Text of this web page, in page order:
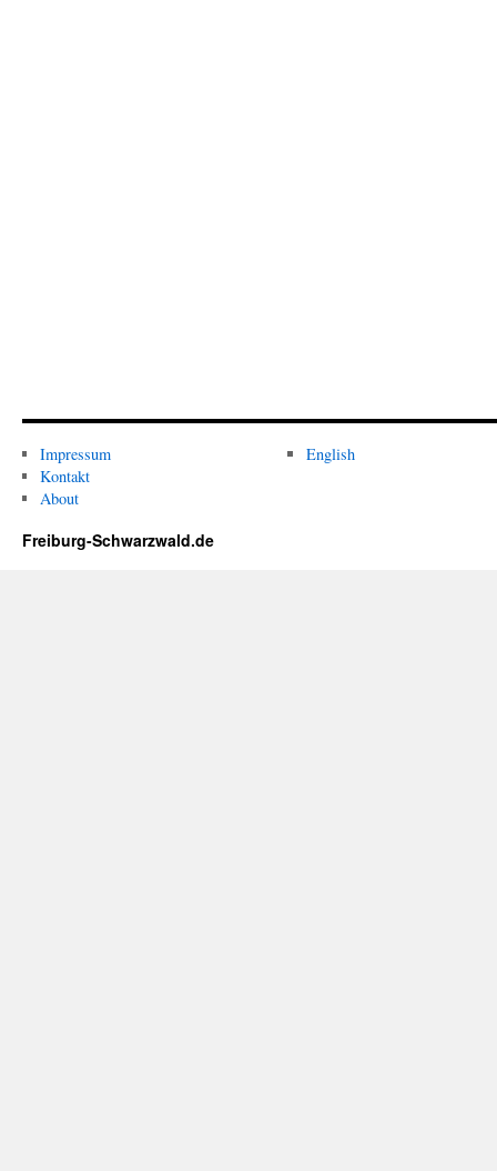
Impressum
Kontakt
About
English
Freiburg-Schwarzwald.de